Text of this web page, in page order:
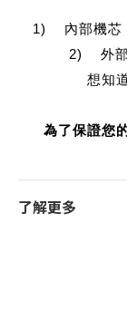
1)    內部機
2)    外
想知
為了保證您
了解更多